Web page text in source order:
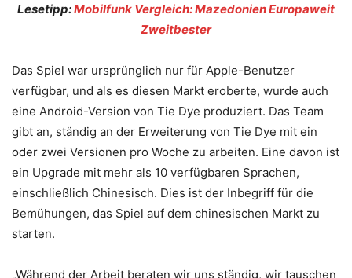
Lesetipp:Mobilfunk Vergleich: Mazedonien Europaweit
Zweitbester
Das Spiel war ursprünglich nur für Apple-Benutzer
verfügbar, und als es diesen Markt eroberte, wurde auch
eine Android-Version von Tie Dye produziert. Das Team
gibt an, ständig an der Erweiterung von Tie Dye mit ein
oder zwei Versionen pro Woche zu arbeiten. Eine davon ist
ein Upgrade mit mehr als 10 verfügbaren Sprachen,
einschließlich Chinesisch. Dies ist der Inbegriff für die
Bemühungen, das Spiel auf dem chinesischen Markt zu
starten.
„Während der Arbeit beraten wir uns ständig, wir tauschen